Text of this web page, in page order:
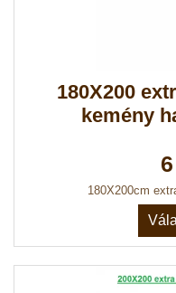
180X200
kemény
180X200cm